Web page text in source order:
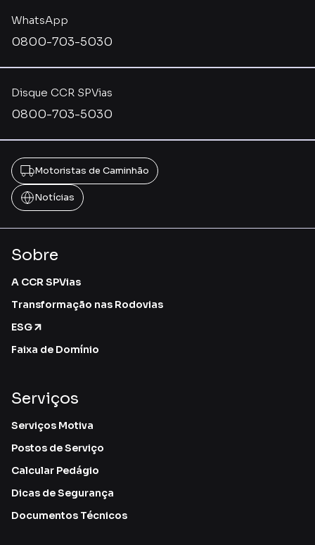
Disque CCR SPVias
0800-703-5030
WhatsApp
0800-703-5030
Motoristas de Caminhão
Notícias
Sobre
A CCR SPVias
Transformação nas Rodovias
ESG
Faixa de Domínio
Serviços
Serviços Motiva
Postos de Serviço
Calcular Pedágio
Dicas de Segurança
Documentos Técnicos